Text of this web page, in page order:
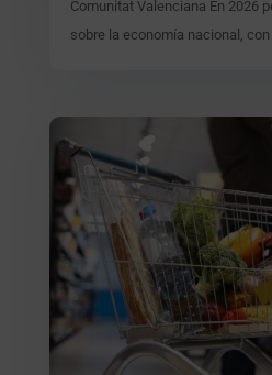
Comunitat Valenciana En 2026
sobre la economía nacional, con